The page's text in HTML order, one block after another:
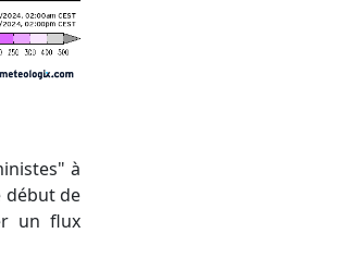
début de
un flux